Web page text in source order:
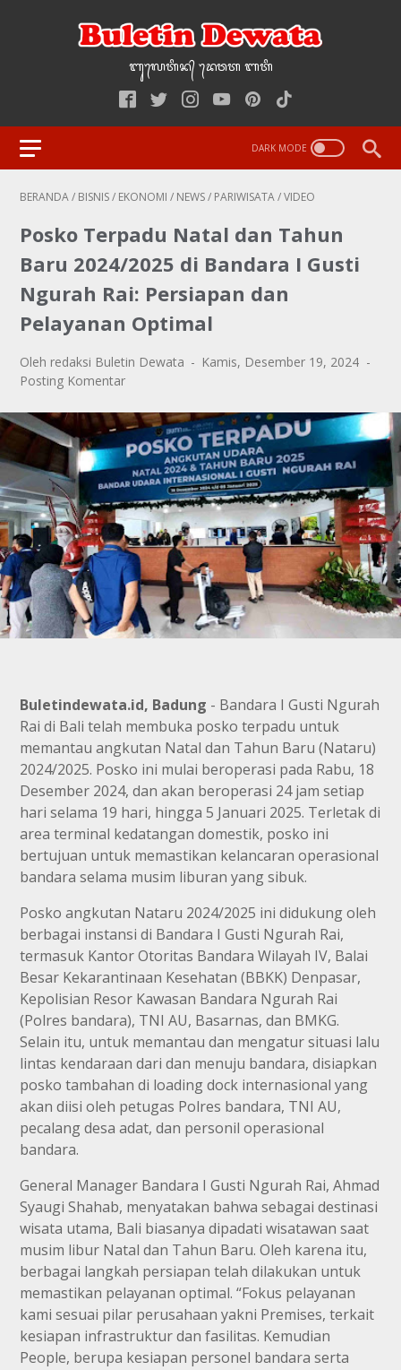
ᬩᬸ᭢ᬮᬢᬶᬦ᭄‌ ᭢ᬤᬯᬢ‌‌‌ ᬩᬢᬶ
BERANDA/ BISNIS/ EKONOMI / NEWS/ PARIWISATA/VIDEO
Posko Terpadu Natal dan Tahun
Baru 2024/2025 di Bandara I Gusti
Ngurah Rai: Persiapan dan
Pelayanan Optimal
Oleh redaksi Buletin Dewata
Kamis, Desember 19, 2024
Posting Komentar
Buletindewata.id, Badung - Bandara I Gusti Ngurah
Rai di Bali telah membuka posko terpadu untuk
memantau angkutan Natal dan Tahun Baru (Nataru)
2024/2025. Posko ini mulai beroperasi pada Rabu, 18
Desember 2024, dan akan beroperasi 24 jam setiap
hari selama 19 hari, hingga 5 Januari 2025. Terletak di
area terminal kedatangan domestik, posko ini
bertujuan untuk memastikan kelancaran operasional
bandara selama musim liburan yang sibuk.
Posko angkutan Nataru 2024/2025 ini didukung oleh
berbagai instansi di Bandara I Gusti Ngurah Rai,
termasuk Kantor Otoritas Bandara Wilayah IV, Balai
Besar Kekarantinaan Kesehatan (BBKK) Denpasar,
Kepolisian Resor Kawasan Bandara Ngurah Rai
(Polres bandara), TNI AU, Basarnas, dan BMKG.
Selain itu, untuk memantau dan mengatur situasi lalu
lintas kendaraan dari dan menuju bandara, disiapkan
posko tambahan di loading dock internasional yang
akan diisi oleh petugas Polres bandara, TNI AU,
pecalang desa adat, dan personil operasional
bandara.
General Manager Bandara I Gusti Ngurah Rai, Ahmad
Syaugi Shahab, menyatakan bahwa sebagai destinasi
wisata utama, Bali biasanya dipadati wisatawan saat
musim libur Natal dan Tahun Baru. Oleh karena itu,
berbagai langkah persiapan telah dilakukan untuk
memastikan pelayanan optimal. “Fokus pelayanan
kami sesuai pilar perusahaan yakni Premises, terkait
kesiapan infrastruktur dan fasilitas. Kemudian
People, berupa kesiapan personel bandara serta